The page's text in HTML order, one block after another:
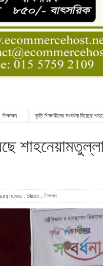
লিডার বেসিক কোর্স
আবু হাসনাত সুমন
শিক্ষাঙ্গন
কৃতি শিক্ষার্থীদের সংবর্ধনা দিয়েছে
news Slider শিক্ষাঙ্গন